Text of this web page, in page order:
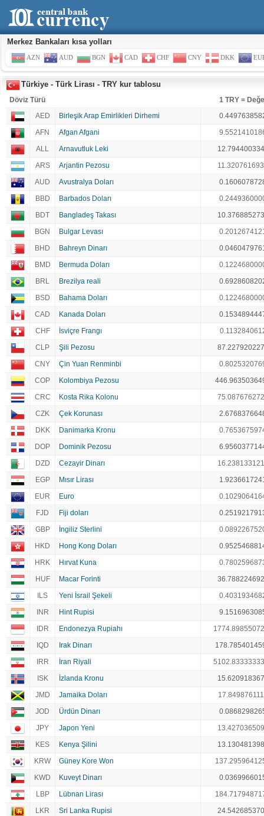
Merkez Bankaları kısa yolları
AZN AUD BGN CAD CHF CNY DKK
Türkiye - Türk Lirası - TRY kur tablosu
Döviz Türü
1 TRY =
AED
Birleşik Arap Emirlikleri Dirhemi
AFN
Afgan Afgani
ALL
Arnavutluk Leki
ARS
Arjantin Pezosu
AUD
Avustralya Doları
BBD
Barbados Doları
BDT
Bangladeş Takası
BGN
Bulgar Levası
BHD
Bahreyn Dinarı
BMD
Bermuda Doları
BRL
Brezilya reali
BSD
Bahama Doları
CAD
Kanada Doları
CHF
İsviçre Frangı
CLP
Şili Pezosu
CNY
Çin Yuan Renminbi
COP
Kolombiya Pezosu
CRC
Kosta Rika Kolonu
CZK
Çek Korunası
DKK
Danimarka Kronu
DOP
Dominik Pezosu
DZD
Cezayir Dinarı
EGP
Mısır Lirası
EUR
Euro
FJD
Fiji doları
GBP
İngiliz Sterlini
HKD
Hong Kong Doları
HRK
Hırvat Kuna
HUF
Macar Forinti
ILS
Yeni İsrail Şekeli
INR
Hint Rupisi
IDR
Endonezya Rupiahı
IQD
Irak Dinarı
IRR
İran Riyali
ISK
İzlanda Kronu
JMD
Jamaika Doları
JOD
Ürdün Dinarı
JPY
Japon Yeni
KES
Kenya Şilini
KRW
Güney Kore Won
KWD
Kuveyt Dinarı
LBP
Lübnan Lirası
LKR
Sri Lanka Rupisi